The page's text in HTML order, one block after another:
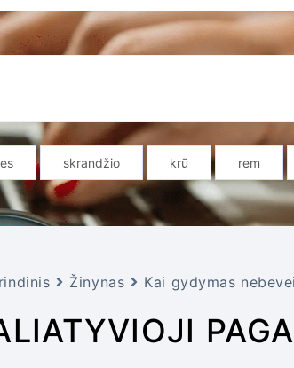
skrandžio krū rem
Žinynas Kai gydymas